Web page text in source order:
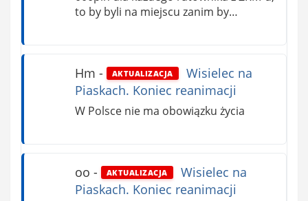
to by byli na miejscu zanim by…
Hm - AKTUALIZACJA
Wisielec na
Piaskach. Koniec reanimacji
W Polsce nie ma obowiązku życia
oo - AKTUALIZACJA
Wisielec na
Piaskach. Koniec reanimacji